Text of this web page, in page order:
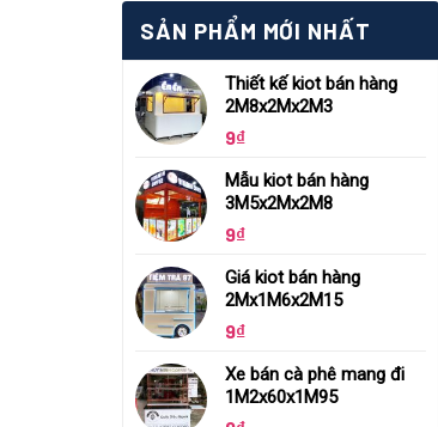
SẢN PHẨM MỚI NHẤT
Thiết kế kiot bán hàng
2M8x2Mx2M3
9₫
Mẫu kiot bán hàng
3M5x2Mx2M8
9₫
Giá kiot bán hàng
2Mx1M6x2M15
9₫
Xe bán cà phê mang đi
1M2x60x1M95